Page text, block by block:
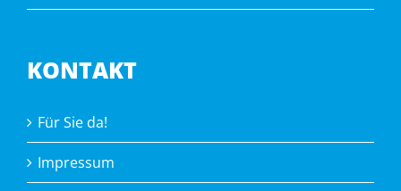
KONTAKT
Für Sie da!
Impressum